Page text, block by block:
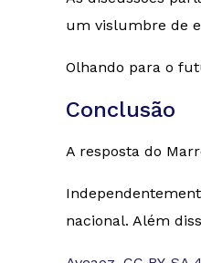
um vislumbre de
Olhando para o
Conclusão
A resposta do
nacional. Além